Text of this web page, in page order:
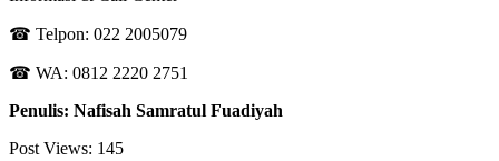
☎ Telpon: 022 2005079
☎ WA: 0812 2220 2751
Penulis: Nafisah Samratul Fuadiyah
Post Views: 145